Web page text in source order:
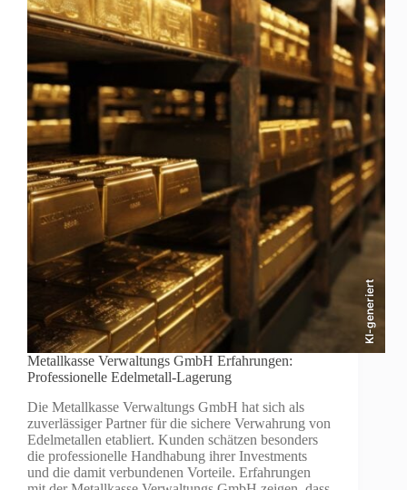
KI-generiert
Metallkasse Verwaltungs GmbH Erfahrungen:
Professionelle Edelmetall-Lagerung
Die Metallkasse Verwaltungs GmbH hat sich als
zuverlässiger Partner für die sichere Verwahrung von
Edelmetallen etabliert. Kunden schätzen besonders
die professionelle Handhabung ihrer Investments
und die damit verbundenen Vorteile. Erfahrungen